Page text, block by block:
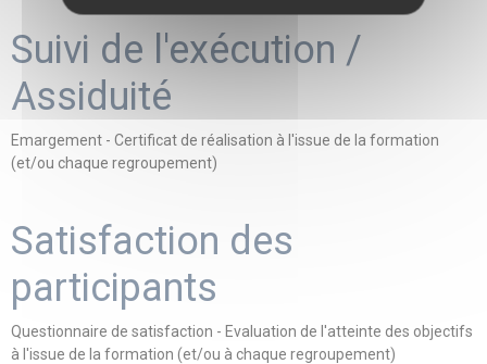
Suivi de l'exécution /
Assiduité
Emargement - Certificat de réalisation à l'issue de la formation
(et/ou chaque regroupement)
Satisfaction des
participants
Questionnaire de satisfaction - Evaluation de l'atteinte des objectifs
à l'issue de la formation (et/ou à chaque regroupement)